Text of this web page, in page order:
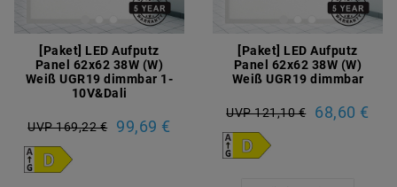
[Paket] LED Aufputz
Panel 62x62 38W (W)
Weiß UGR19 dimmbar 1-
10V&Dali
UVP 169,22 € 99,69 €
[Paket] LED Aufputz
Panel 62x62 38W (W)
Weiß UGR19 dimmbar
UVP 121,10 € 68,60 €